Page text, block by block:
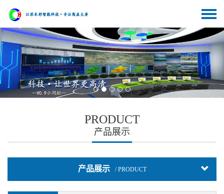
PRODUCT
产品展示
产品展示 / PRODUCT